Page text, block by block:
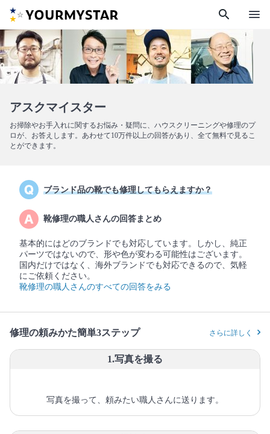
search menu
アスクマイスター
お掃除やお手入れに関するお悩み・疑問に、ハウスクリーニングや修理のプ
ロが、お答えします。あわせて10万件以上の回答があり、全て無料で見るこ
とができます。
ブランド品の靴でも修理してもらえますか？
靴修理の職人さんの回答まとめ
基本的にはどのブランドでも対応しています。しかし、純正
パーツではないので、形や色が変わる可能性はございます。
国内だけではなく、海外ブランドでも対応できるので、気軽
にご依頼ください。
靴修理の職人さんのすべての回答をみる
修理の頼みかた簡単3ステップ さらに詳しく
1.写真を撮る
写真を撮って、頼みたい職人さんに送ります。